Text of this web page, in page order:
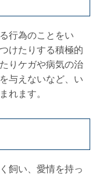
行為のことをい
けたりする積極的
りケガや病気の治
与えないなど、い
れます。
飼い、愛情を持っ